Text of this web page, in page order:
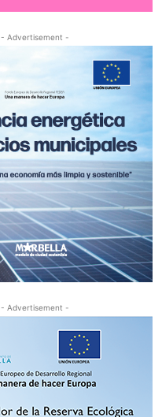
- Advertisement -
- Advertisement -